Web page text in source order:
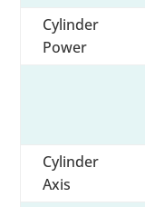
Cylinder
Power
Cylinder
Axis